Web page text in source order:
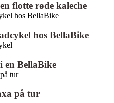
flotte røde kaleche
hos BellaBike
en BellaBike
på tur